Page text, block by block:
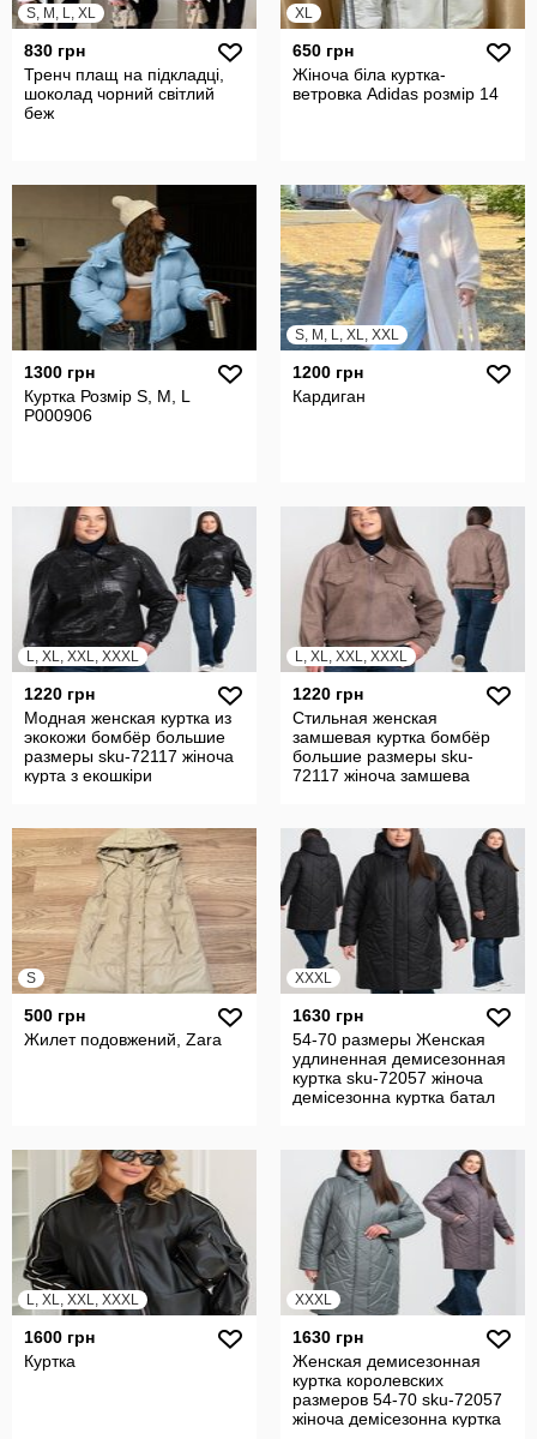
S, M, L, XL
830 грн
Тренч плащ на підкладці,
шоколад чорний світлий
беж
XL
650 грн
Жіноча біла куртка-
ветровка Adidas розмір 14
1300 грн
Куртка Розмір S, M, L
P000906
S, M, L, XL, XXL
1200 грн
Кардиган
L, XL, XXL, XXXL
1220 грн
Модная женская куртка из
экокожи бомбёр большие
размеры sku-72117 жіноча
курта з екошкіри
L, XL, XXL, XXXL
1220 грн
Стильная женская
замшевая куртка бомбёр
большие размеры sku-
72117 жіноча замшева
S
500 грн
Жилет подовжений, Zara
XXXL
1630 грн
54-70 размеры Женская
удлиненная демисезонная
куртка sku-72057 жіноча
демісезонна куртка батал
L, XL, XXL, XXXL
1600 грн
Куртка
XXXL
1630 грн
Женская демисезонная
куртка королевских
размеров 54-70 sku-72057
жіноча демісезонна куртка